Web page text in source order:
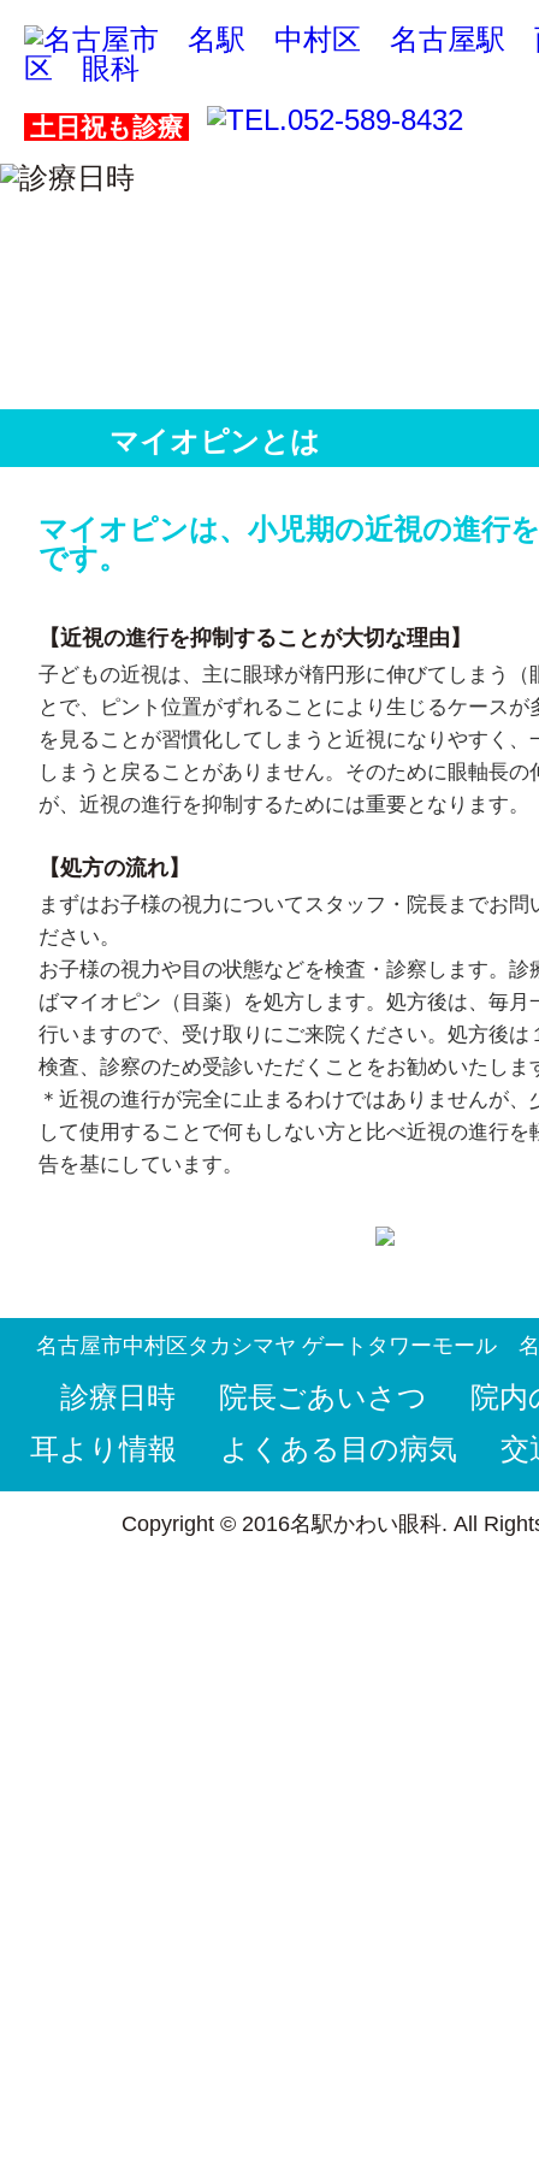
土日祝も診療
マイオピンとは
マイオピンは、小児期の近視の進行
です。
【近視の進行を抑制することが大切な理由】
子どもの近視は、主に眼球が楕円形に伸びてしまう（
とで、ピント位置がずれることにより生じるケースが
を見ることが習慣化してしまうと近視になりやすく、
しまうと戻ることがありません。そのために眼軸長の
が、近視の進行を抑制するためには重要となります。
【処方の流れ】
まずはお子様の視力についてスタッフ・院長までお問
ださい。
お子様の視力や目の状態などを検査・診察します。診
ばマイオピン（目薬）を処方します。処方後は、毎月
行いますので、受け取りにご来院ください。処方後は
検査、診察のため受診いただくことをお勧めいたしま
＊近視の進行が完全に止まるわけではありませんが、
して使用することで何もしない方と比べ近視の進行を
告を基にしています。
名古屋市中村区タカシマヤ ゲートタワーモール
診療日時 院長ごあいさつ
院内
耳より情報
よくある目の病気 交
Copyright © 2016名駅かわい眼科. All